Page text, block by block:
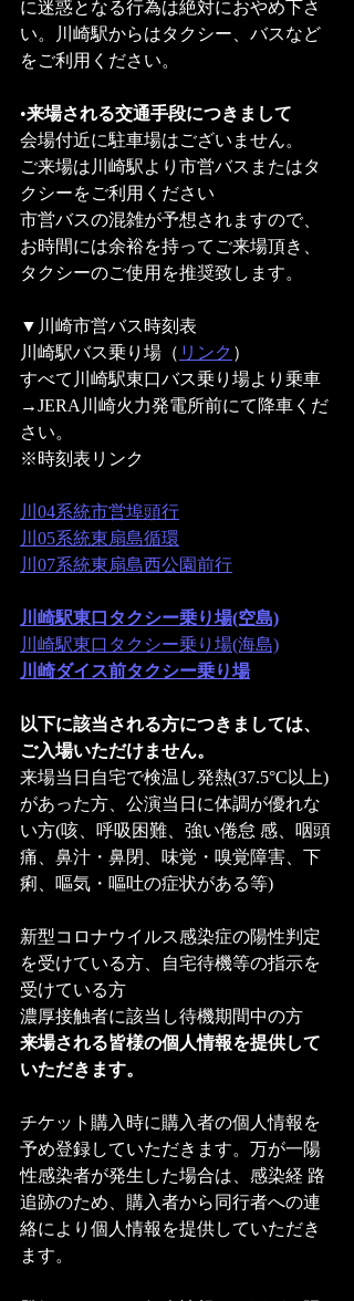
に迷惑となる行為は絶対におやめ下さ
い。川崎駅からはタクシー、バスなど
をご利用ください。
•来場される交通手段につきまして
会場付近に駐車場はございません。
ご来場は川崎駅より市営バスまたはタ
クシーをご利用ください
市営バスの混雑が予想されますので、
お時間には余裕を持ってご来場頂き、
タクシーのご使用を推奨致します。
▼川崎市営バス時刻表
川崎駅バス乗り場（ リンク ）
すべて川崎駅東口バス乗り場より乗車
→JERA川崎火力発電所前にて降車くだ
さい。
※時刻表リンク
川04系統市営埠頭行
川05系統東扇島循環
川07系統東扇島西公園前行
川崎駅東口タクシー乗り場(空島)
川崎駅東口タクシー乗り場(海島)
川崎ダイス前タクシー乗り場
以下に該当される方につきましては、
ご入場いただけません。
来場当日自宅で検温し発熱(37.5°C以上)
があった方、公演当日に体調が優れな
い方(咳、呼吸困難、強い倦怠 感、咽頭
痛、鼻汁・鼻閉、味覚・嗅覚障害、下
痢、嘔気・嘔吐の症状がある等)
新型コロナウイルス感染症の陽性判定
を受けている方、自宅待機等の指示を
受けている方
濃厚接触者に該当し待機期間中の方
来場される皆様の個人情報を提供して
いただきます。
チケット購入時に購入者の個人情報を
予め登録していただきます。万が一陽
性感染者が発生した場合は、感染経 路
追跡のため、購入者から同行者への連
絡により個人情報を提供していただき
ます。